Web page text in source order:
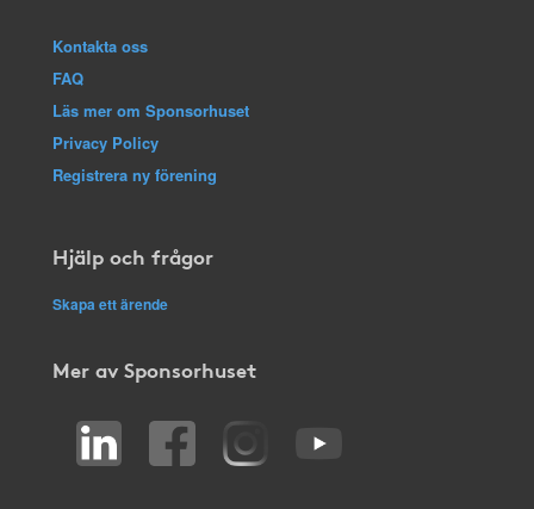
Kontakta oss
FAQ
Läs mer om Sponsorhuset
Privacy Policy
Registrera ny förening
Hjälp och frågor
Skapa ett ärende
Mer av Sponsorhuset